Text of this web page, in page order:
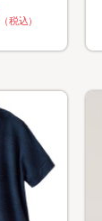
（税込）